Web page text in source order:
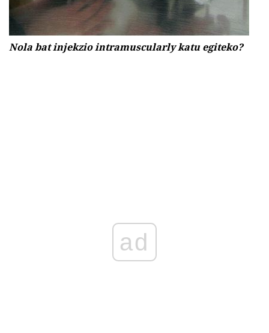
Nola bat injekzio intramuscularly katu egiteko?
ad